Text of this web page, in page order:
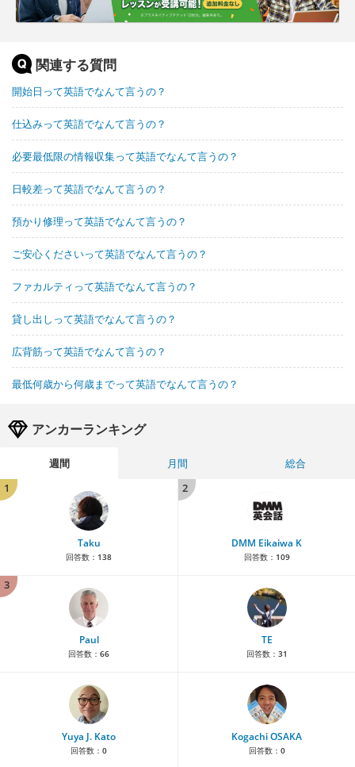
関連する質問
開始日って英語でなんて言うの？
仕込みって英語でなんて言うの？
必要最低限の情報収集って英語でなんて言うの？
日較差って英語でなんて言うの？
預かり修理って英語でなんて言うの？
ご安心くださいって英語でなんて言うの？
ファカルティって英語でなんて言うの？
貸し出しって英語でなんて言うの？
広背筋って英語でなんて言うの？
最低何歳から何歳までって英語でなんて言うの？
アンカーランキング
週間 月間
総合
1
Taku
回答数： 138
2
DMM Eikaiwa K
回答数： 109
3
Paul
回答数： 66
TE
回答数： 31
Yuya J. Kato
回答数： 0
Kogachi OSAKA
回答数： 0